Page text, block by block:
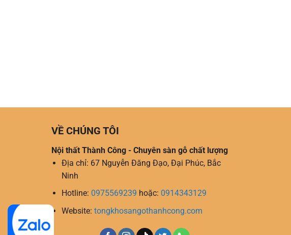
VỀ CHÚNG TÔI
Nội thất Thành Công - Chuyên sàn gỗ chất lượng
Địa chỉ: 67 Nguyễn Đăng Đạo, Đại Phúc, Bắc
Ninh
Hotline: 0975569239 hoặc: 0914343129
Website:tongkhosangothanhcong.com